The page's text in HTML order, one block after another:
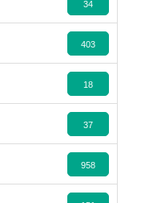
34
403
18
37
958